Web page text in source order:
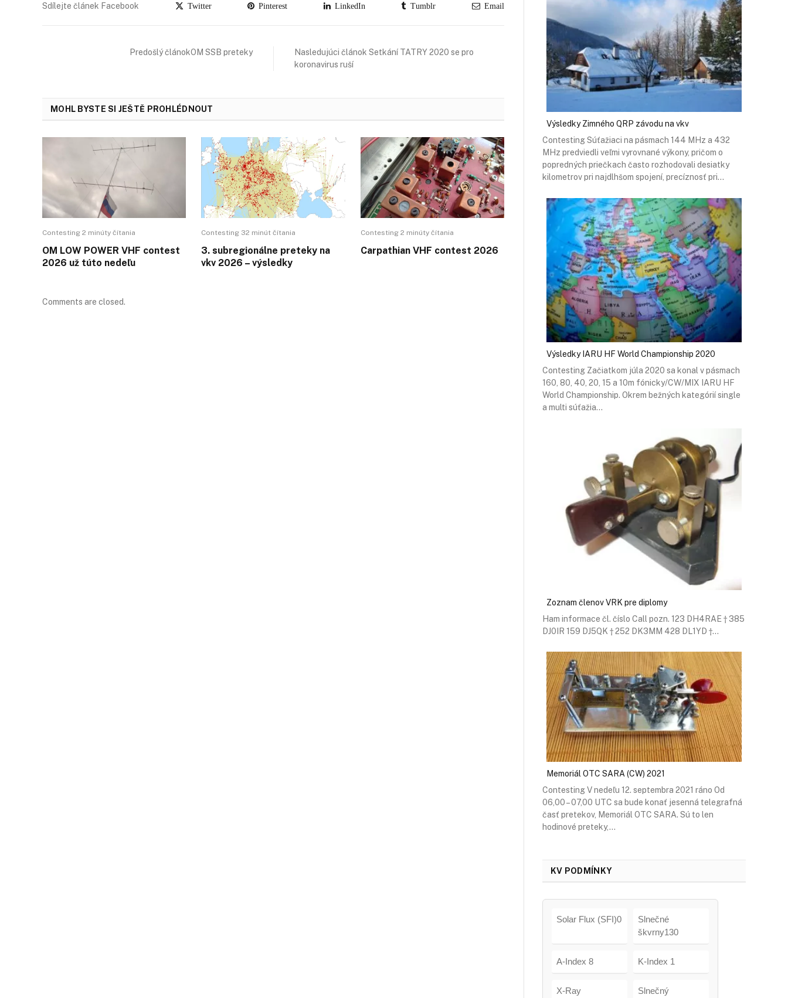
Sdílejte článek Facebook Twitter Pinterest LinkedIn Tumblr Email
Predošlý článokOM SSB preteky
Nasledujúci článok Setkání TATRY 2020 se pro
koronavirus ruší
MOHL BYSTE SI JEŠTĚ PROHLÉDNOUT
Contesting 2 minúty čítania
OM LOW POWER VHF contest
2026 už túto nedeľu
Contesting 32 minút čítania
3. subregionálne preteky na
vkv 2026 – výsledky
Contesting 2 minúty čítania
Carpathian VHF contest 2026
Comments are closed.
Výsledky Zimného QRP závodu na vkv
Contesting Súťažiaci na pásmach 144 MHz a 432
MHz predviedli veľmi vyrovnané výkony, pričom o
popredných priečkach často rozhodovali desiatky
kilometrov pri najdlhšom spojení, precíznosť pri…
Výsledky IARU HF World Championship 2020
Contesting Začiatkom júla 2020 sa konal v pásmach
160, 80, 40, 20, 15 a 10m fónicky/CW/MIX IARU HF
World Championship. Okrem bežných kategórií single
a multi súťažia…
Zoznam členov VRK pre diplomy
Ham informace čl. číslo Call pozn. 123 DH4RAE † 385
DJ0IR 159 DJ5QK † 252 DK3MM 428 DL1YD †…
Memoriál OTC SARA (CW) 2021
Contesting V nedeľu 12. septembra 2021 ráno Od
06,00 – 07,00 UTC sa bude konať jesenná telegrafná
časť pretekov, Memoriál OTC SARA. Sú to len
hodinové preteky,…
KV PODMÍNKY
Solar Flux (SFI)0
Slnečné
škvrny130
A-Index 8 K-Index 1
X-Ray Slnečný